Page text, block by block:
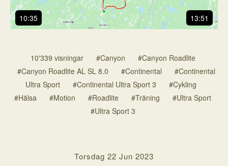
10:35 13:51
10'339 visningar #Canyon
#Canyon Roadlite
#Canyon Roadlite AL SL 8.0
#Continental
#Continental
Ultra Sport
#Continental Ultra Sport 3
#Cykling
#Hälsa
#Motion #Roadlite #Träning
#Ultra Sport
#Ultra Sport 3
Torsdag 22 Jun 2023